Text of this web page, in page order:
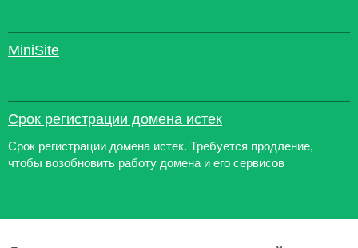
MiniSite
Срок регистрации домена истек
Срок регистрации домена истек. Требуется продление,
чтобы возобновить работу домена и его сервисов